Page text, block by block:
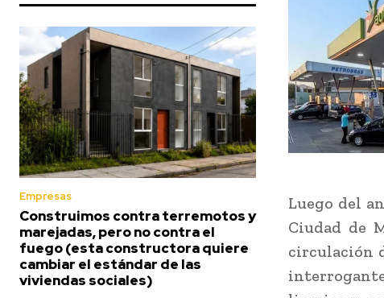
Empresas
Construimos contra terremotos y
marejadas, pero no contra el
fuego (esta constructora quiere
cambiar el estándar de las
viviendas sociales)
Luego del
Ciudad de
circulación